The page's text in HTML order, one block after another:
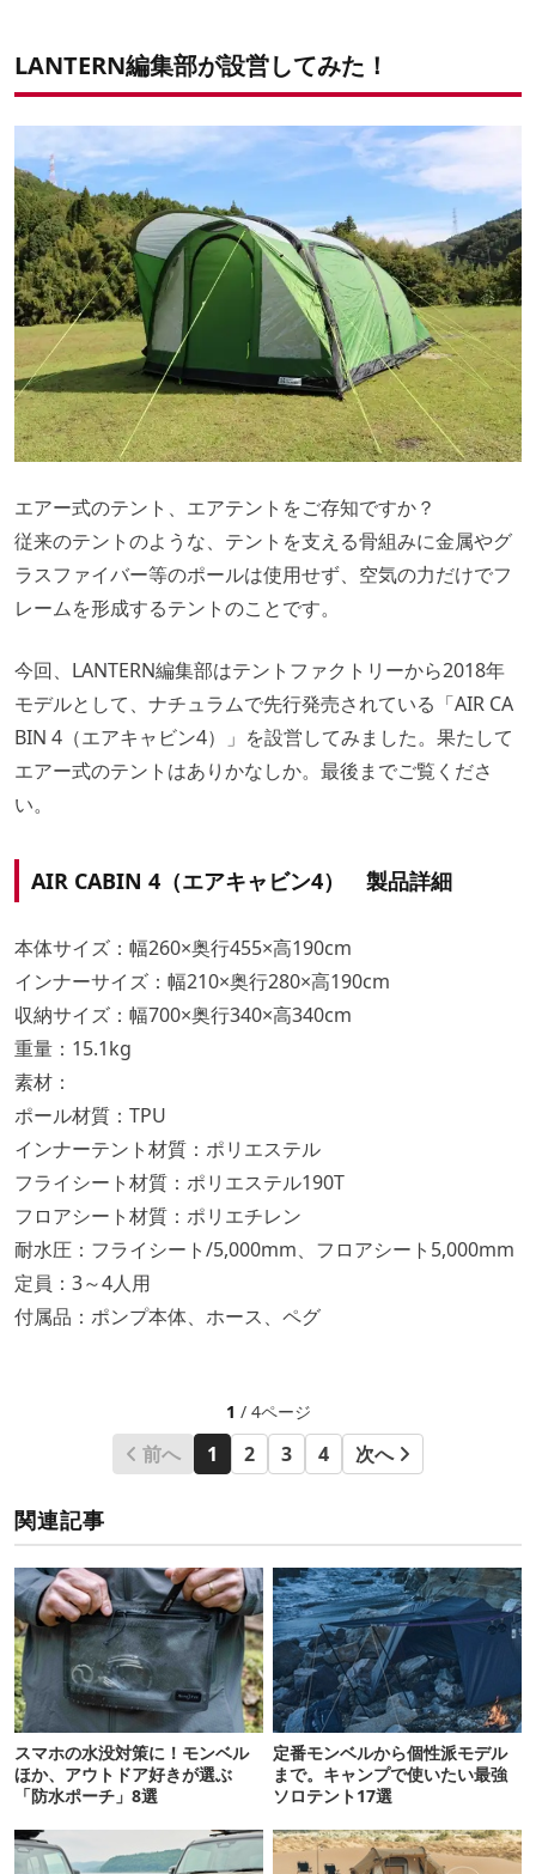
LANTERN編集部が設営してみた！
エアー式のテント、エアテントをご存知ですか？
従来のテントのような、テントを支える骨組みに金属やグ
ラスファイバー等のポールは使用せず、空気の力だけでフ
レームを形成するテントのことです。
今回、LANTERN編集部はテントファクトリーから2018年
モデルとして、ナチュラムで先行発売されている「AIR CA
BIN 4（エアキャビン4）」を設営してみました。果たして
エアー式のテントはありかなしか。最後までご覧くださ
い。
AIR CABIN 4（エアキャビン4） 製品詳細
本体サイズ：幅260×奥行455×高190cm
インナーサイズ：幅210×奥行280×高190cm
収納サイズ：幅700×奥行340×高340cm
重量：15.1kg
素材：
ポール材質：TPU
インナーテント材質：ポリエステル
フライシート材質：ポリエステル190T
フロアシート材質：ポリエチレン
耐水圧：フライシート/5,000mm、フロアシート5,000mm
定員：3～4人用
付属品：ポンプ本体、ホース、ペグ
1 / 4ページ
前へ 1 2 3 4 次へ
関連記事
スマホの水没対策に！モンベル
ほか、アウトドア好きが選ぶ
「防水ポーチ」8選
定番モンベルから個性派モデル
まで。キャンプで使いたい最強
ソロテント17選